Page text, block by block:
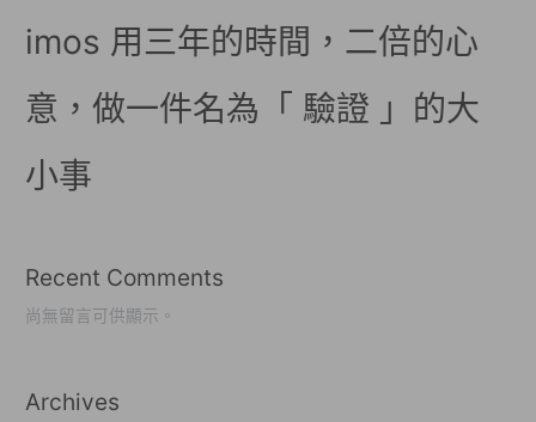
imos 用三年的時間，二倍的心
意，做一件名為「 驗證 」的大
小事
Recent Comments
尚無留言可供顯示。
Archives